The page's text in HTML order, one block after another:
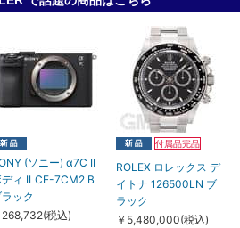
(ソニー) α7C II
ィ ILCE-7CM2 B
ック
268,732(税込)
付属品完品
ROLEX ロレックス デ
イトナ 126500LN ブ
ラック
￥5,480,000(税込)